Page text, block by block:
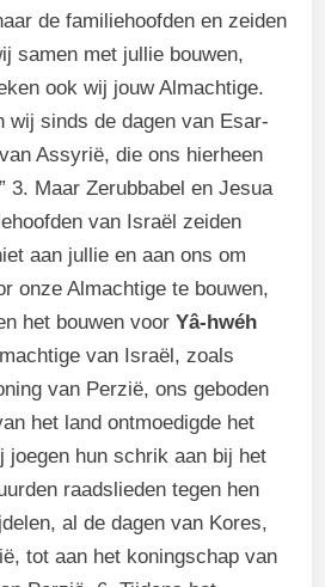
de familiehoofden en zeiden
samen met jullie bouwen,
ook wij jouw Almachtige.
wij sinds de dagen van Esar-
Assyrië, die ons hierheen
3. Maar Zerubbabel en Jesua
van Israël zeiden
aan jullie en aan ons om
onze Almachtige te bouwen,
het bouwen voorYâ-hwéh
van Israël, zoals
van Perzië, ons geboden
het land ontmoedigde het
joegen hun schrik aan bij het
raadslieden tegen hen
al de dagen van Kores,
tot aan het koningschap van